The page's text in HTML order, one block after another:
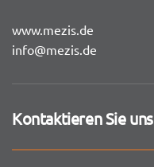
www.mezis.de
info@mezis.de
Kontaktieren Sie uns